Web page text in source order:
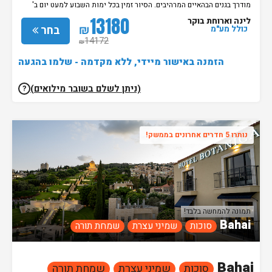
2503
מודרך בגנים הבהאיים המרהיבים. הסיור זמין בכל ימות השבוע למעט יום ב'
ומועדים מיוחדים בין השעות: 09:00-17:00. הסיור יעשה על בסיס מקום פנוי
ויש לתאם מראש את המועד במספר: 050-652-2503
בחר ₪13180
₪14172
לינה וארוחת בוקר
כולל מע"מ
הזמנה באישור מיידי, ללא מקדמה - שלמו בהגעה
(ניתן לשלם בשובר מילואים) ?
נותרו 5 חדרים אחרונים בממשק!
Bahai סוכות שמיני עצרת שמחת תורה
תמונה להמחשה בלבד!
Bahai סוכות שמיני עצרת שמחת תורה